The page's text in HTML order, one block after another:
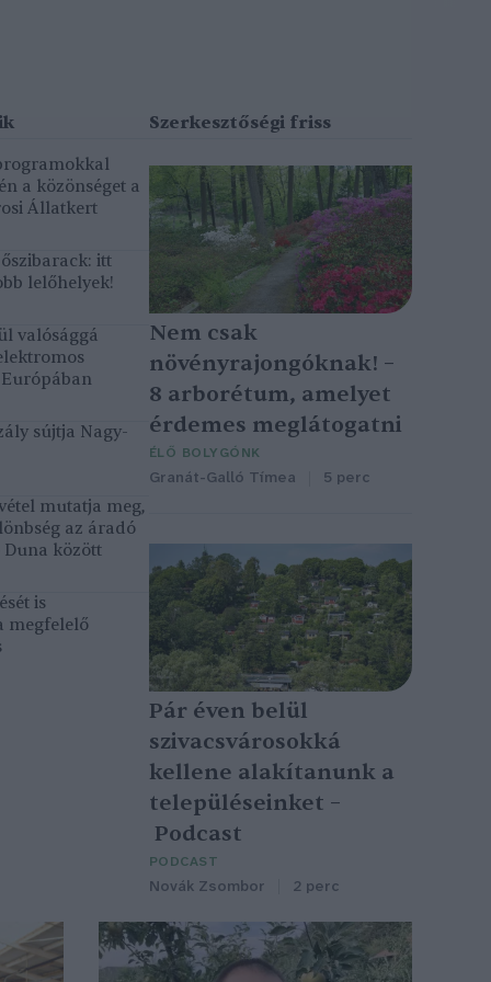
a közönséget a
Állatkert
itt
lelőhelyek!
valósággá
sújtja Nagy-
mutatja meg,
az áradó
Duna között
is
megfelelő
Nem csak
növényrajongóknak! –
8 arborétum, amelyet
érdemes meglátogatni
ÉLŐ BOLYGÓNK
Granát-Galló Tímea 5 perc
Pár éven belül
szivacsvárosokká
kellene alakítanunk a
településeinket –
Podcast
PODCAST
Novák Zsombor 2 perc